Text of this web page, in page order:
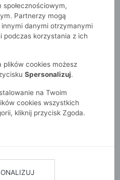
Swetry
Golfy
Partnerzy mogą
danymi otrzymanymi
podczas korzystania z ich
plików cookies możesz
Spersonalizuj.
na Twoim
cookies wszystkich
kliknij przycisk Zgoda.